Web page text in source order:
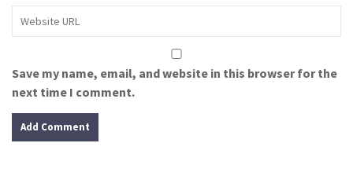
Save my name, email, and website in this browser for the
next time I comment.